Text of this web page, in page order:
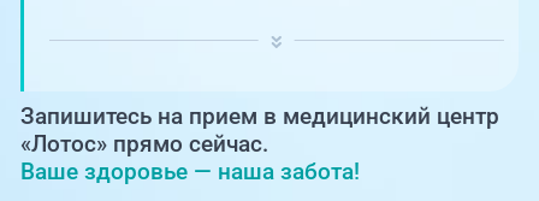
ключевую роль в поддержании вашего
Запишитесь на прием в медицинский центр
«Лотос» прямо сейчас.
Ваше здоровье — наша забота!